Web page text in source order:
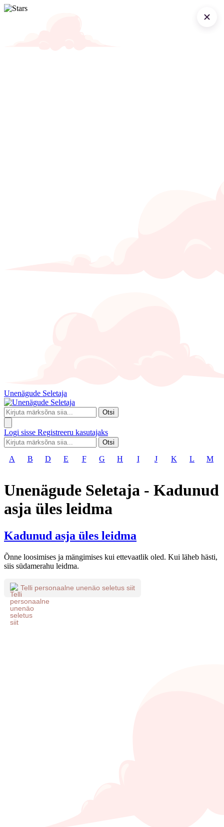
Unenägude Seletaja
Otsi
Logi sisse Registreeru kasutajaks
Otsi
A B D E F G H I J K L M
Unenägude Seletaja - Kadunud
asja üles leidma
Kadunud asja üles leidma
Õnne loosimises ja mängimises kui ettevaatlik oled. Kui läheb hästi,
siis südamerahu leidma.
Telli personaalne unenäo seletus siit